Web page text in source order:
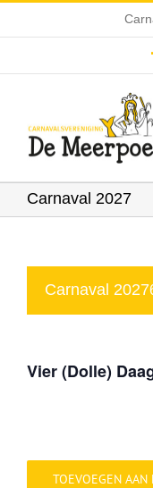
Carnaval 2027
Carnaval 2027
Vier (Dolle)
TOEVOEGEN AAN